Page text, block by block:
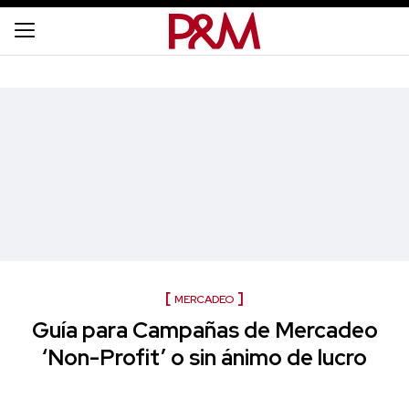
MERCADEO
Guía para Campañas de Mercadeo
‘Non-Profit’ o sin ánimo de lucro